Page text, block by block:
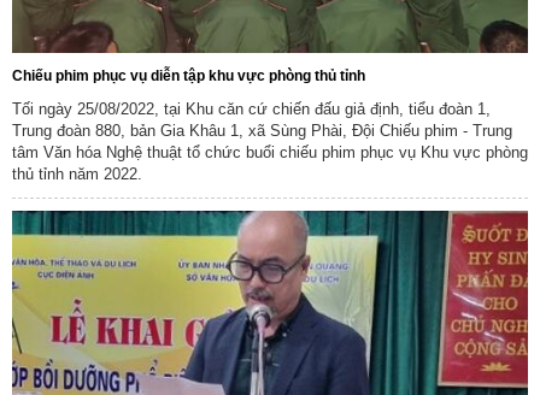
Chiếu phim phục vụ diễn tập khu vực phòng thủ tỉnh
Tối ngày 25/08/2022, tại Khu căn cứ chiến đấu giả định, tiểu đoàn 1,
Trung đoàn 880, bản Gia Khâu 1, xã Sùng Phài, Đội Chiếu phim - Trung
tâm Văn hóa Nghệ thuật tổ chức buổi chiếu phim phục vụ Khu vực phòng
thủ tỉnh năm 2022.